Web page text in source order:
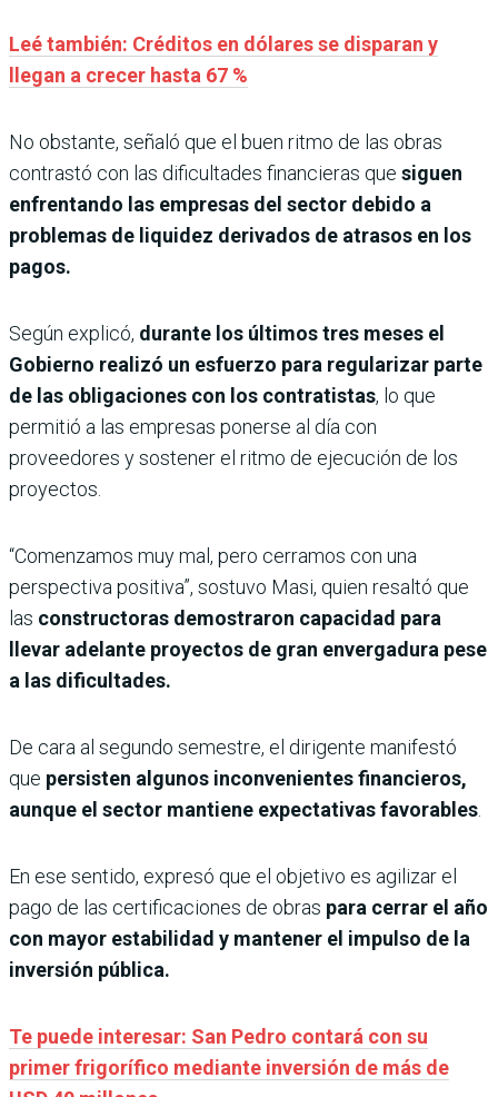
Leé también: Créditos en dólares se disparan y
llegan a crecer hasta 67 %
No obstante, señaló que el buen ritmo de las obras
contrastó con las dificultades financieras que siguen
enfrentando las empresas del sector debido a
problemas de liquidez derivados de atrasos en los
pagos.
Según explicó, durante los últimos tres meses el
Gobierno realizó un esfuerzo para regularizar parte
de las obligaciones con los contratistas, lo que
permitió a las empresas ponerse al día con
proveedores y sostener el ritmo de ejecución de los
proyectos.
“Comenzamos muy mal, pero cerramos con una
perspectiva positiva”, sostuvo Masi, quien resaltó que
las constructoras demostraron capacidad para
llevar adelante proyectos de gran envergadura pese
a las dificultades.
De cara al segundo semestre, el dirigente manifestó
que persisten algunos inconvenientes financieros,
aunque el sector mantiene expectativas favorables
En ese sentido, expresó que el objetivo es agilizar el
pago de las certificaciones de obras para cerrar el año
con mayor estabilidad y mantener el impulso de la
inversión pública.
Te puede interesar: San Pedro contará con su
primer frigorífico mediante inversión de más de